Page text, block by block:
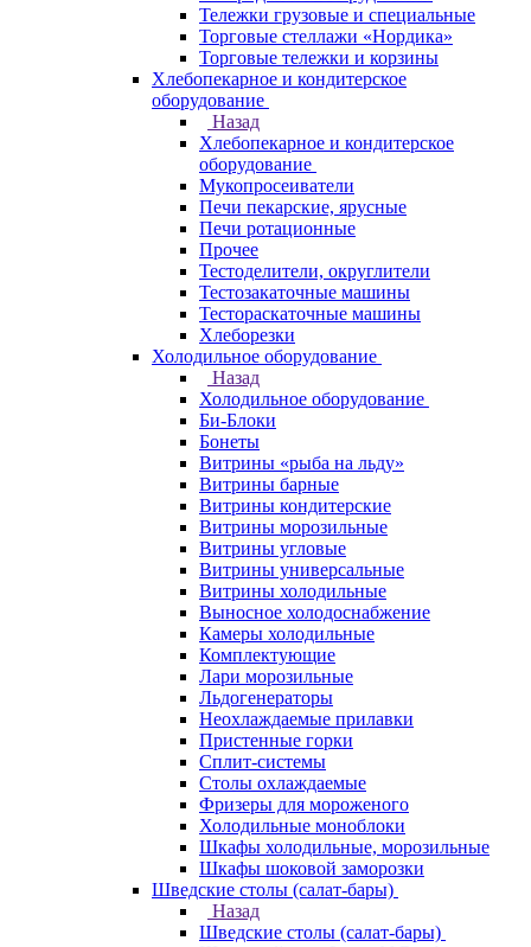
Тележки грузовые и специальные
Торговые стеллажи «Нордика»
Торговые тележки и корзины
Хлебопекарное и кондитерское
оборудование
Назад
Хлебопекарное и кондитерское
оборудование
Мукопросеиватели
Печи пекарские, ярусные
Печи ротационные
Прочее
Тестоделители, округлители
Тестозакаточные машины
Тестораскаточные машины
Хлеборезки
Холодильное оборудование
Назад
Холодильное оборудование
Би-Блоки
Бонеты
Витрины «рыба на льду»
Витрины барные
Витрины кондитерские
Витрины морозильные
Витрины угловые
Витрины универсальные
Витрины холодильные
Выносное холодоснабжение
Камеры холодильные
Комплектующие
Лари морозильные
Льдогенераторы
Неохлаждаемые прилавки
Пристенные горки
Сплит-системы
Столы охлаждаемые
Фризеры для мороженого
Холодильные моноблоки
Шкафы холодильные, морозильные
Шкафы шоковой заморозки
Шведские столы (салат-бары)
Назад
Шведские столы (салат-бары)